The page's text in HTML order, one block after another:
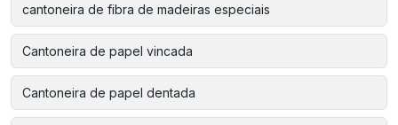
cantoneira de fibra de madeiras especiais
Cantoneira de papel vincada
Cantoneira de papel dentada